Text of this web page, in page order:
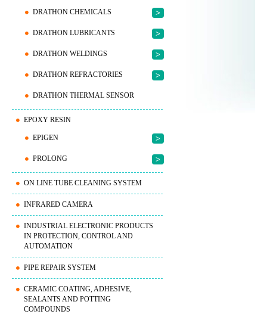
DRATHON CHEMICALS >
DRATHON LUBRICANTS >
DRATHON WELDINGS >
DRATHON REFRACTORIES >
DRATHON THERMAL SENSOR
EPOXY RESIN
EPIGEN >
PROLONG >
ON LINE TUBE CLEANING SYSTEM
INFRARED CAMERA
INDUSTRIAL ELECTRONIC PRODUCTS
IN PROTECTION, CONTROL AND
AUTOMATION
PIPE REPAIR SYSTEM
CERAMIC COATING, ADHESIVE,
SEALANTS AND POTTING
COMPOUNDS